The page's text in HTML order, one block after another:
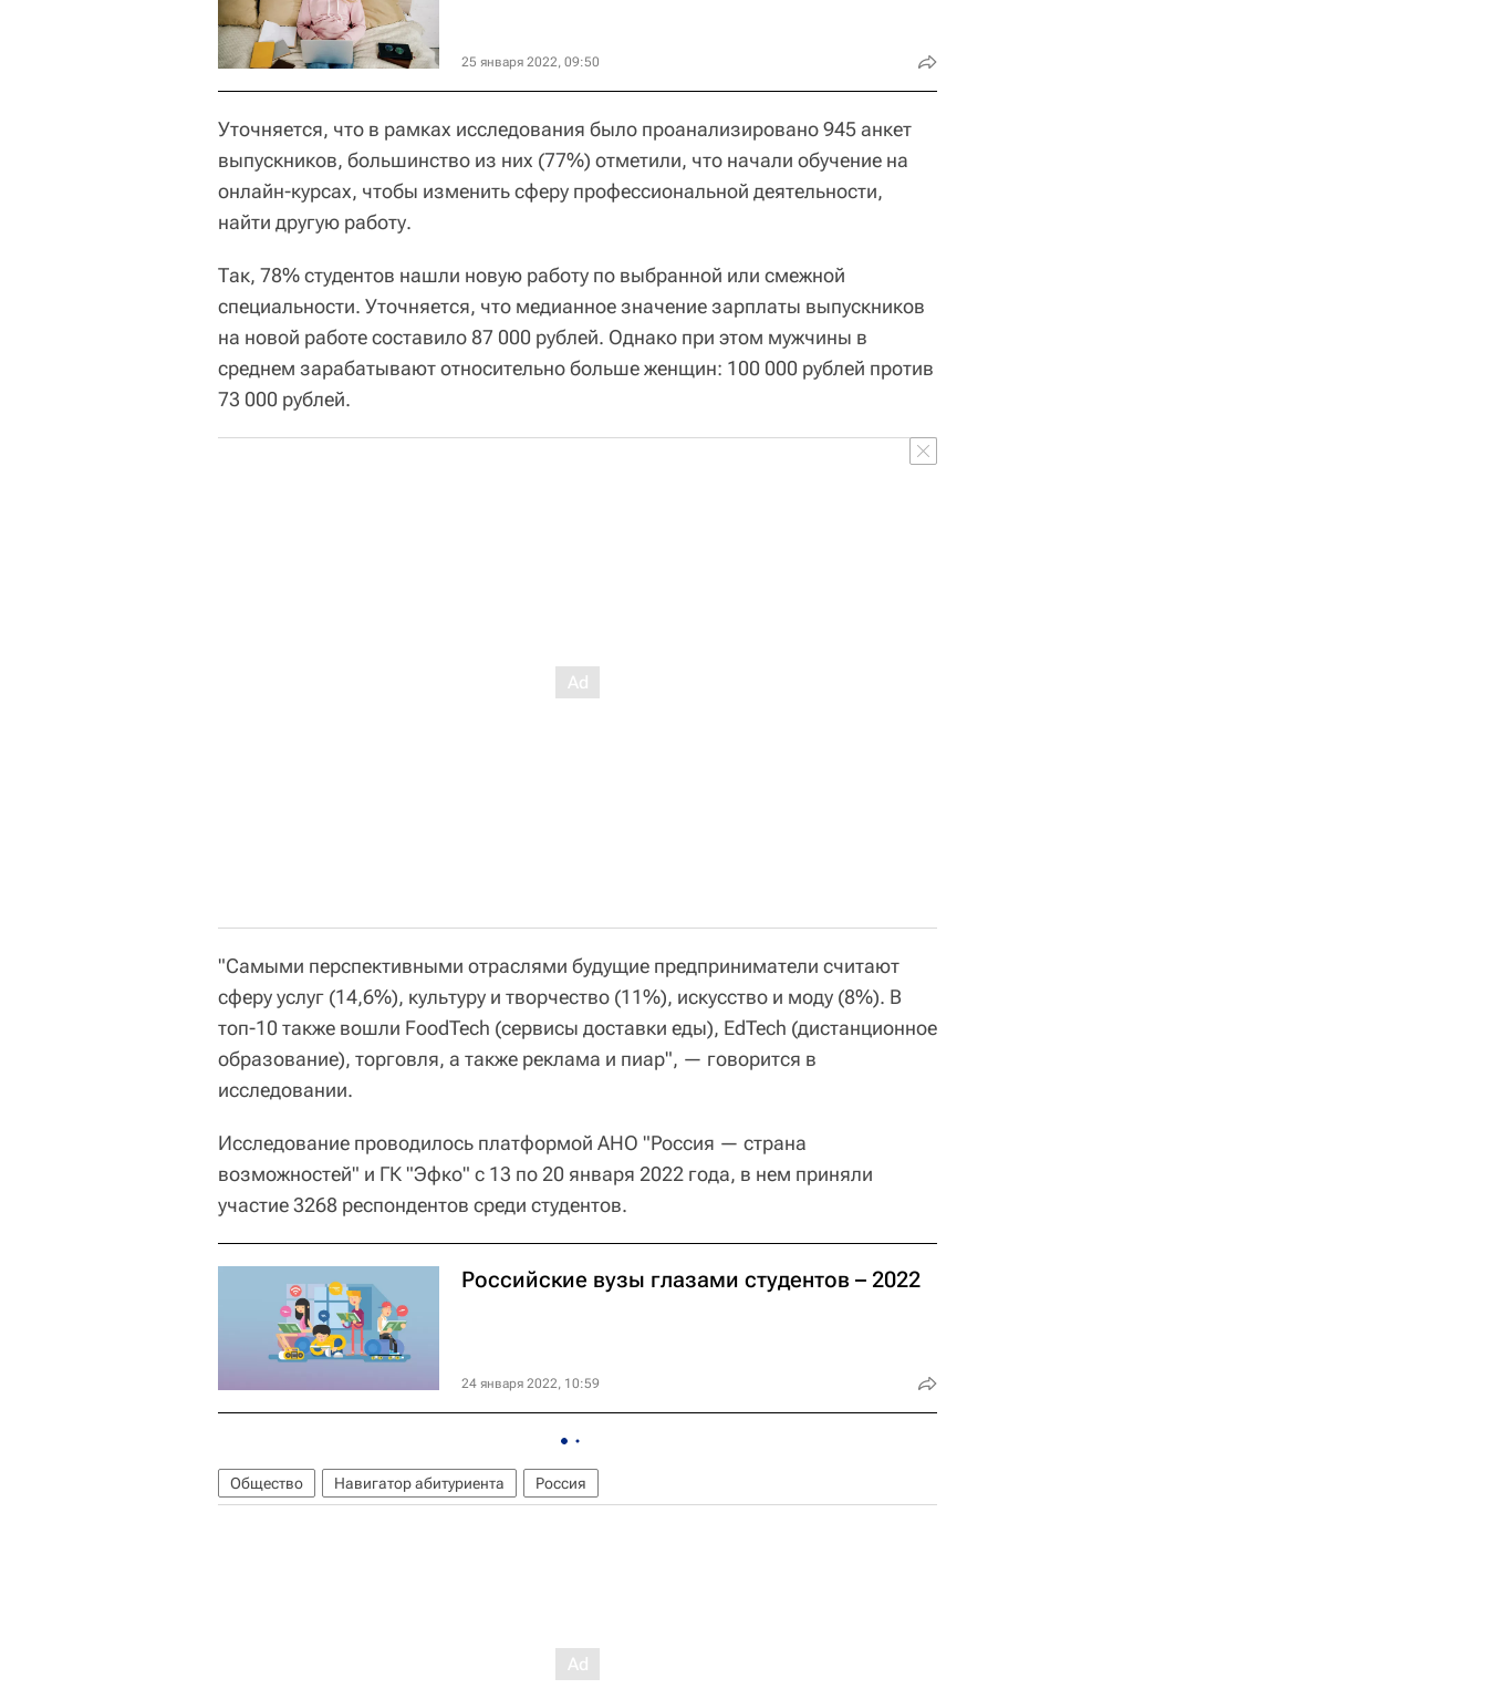
25 января 2022, 09:50
Уточняется, что в рамках исследования было проанализировано 945 анкет
выпускников, большинство из них (77%) отметили, что начали обучение на
онлайн-курсах, чтобы изменить сферу профессиональной деятельности,
найти другую работу.
Так, 78% студентов нашли новую работу по выбранной или смежной
специальности. Уточняется, что медианное значение зарплаты выпускников
на новой работе составило 87 000 рублей. Однако при этом мужчины в
среднем зарабатывают относительно больше женщин: 100 000 рублей против
73 000 рублей.
"Самыми перспективными отраслями будущие предприниматели считают
сферу услуг (14,6%), культуру и творчество (11%), искусство и моду (8%). В
топ-10 также вошли FoodTech (сервисы доставки еды), EdTech (дистанционное
образование), торговля, а также реклама и пиар", — говорится в
исследовании.
Исследование проводилось платформой АНО "Россия — страна
возможностей" и ГК "Эфко" с 13 по 20 января 2022 года, в нем приняли
участие 3268 респондентов среди студентов.
Российские вузы глазами студентов – 2022
24 января 2022, 10:59
Общество Навигатор абитуриента Россия